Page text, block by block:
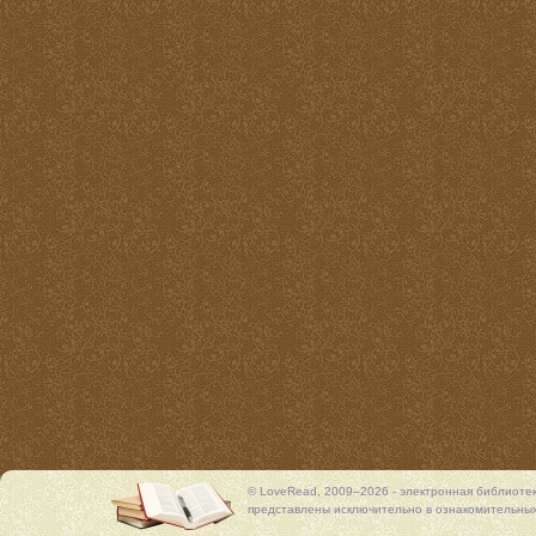
© LoveRead, 2009–2026 - электронная
представлены исключительно в